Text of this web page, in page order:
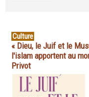
Culture
« Dieu, le Juif et le
l'islam apportent au
Privot